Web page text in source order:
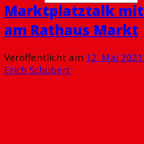
Marktplatztalk
am Rathaus Markt
Veröffentlicht am 12. Mai 2021
Erich Schubert